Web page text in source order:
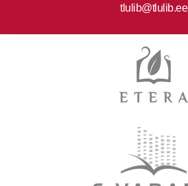
tlulib@tlulib.ee